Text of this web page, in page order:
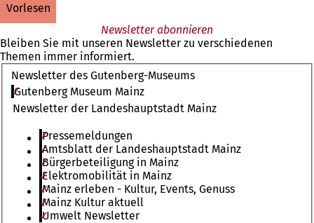
vorlesen
Newsletter abonnieren
Bleiben Sie mit unseren Newsletter zu verschiedenen
Themen immer informiert.
Newsletter des Gutenberg-Museums
Gutenberg Museum Mainz
Newsletter der Landeshauptstadt Mainz
Pressemeldungen
Amtsblatt der Landeshauptstadt Mainz
Bürgerbeteiligung in Mainz
Elektromobilität in Mainz
Mainz erleben - Kultur, Events, Genuss
Mainz Kultur aktuell
Umwelt Newsletter